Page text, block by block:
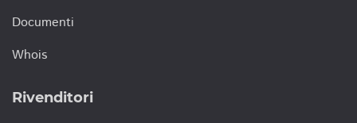
Documenti
Whois
Rivenditori